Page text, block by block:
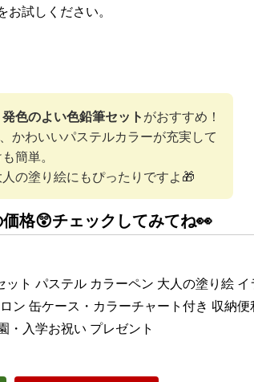
試しください。
発色のよい色鉛筆セットがおすすめ！
かわいいパステルカラーが充実して
簡単。
の塗り絵にもぴったりですよ🎁
格😲チェックしてみてね👀
ト パステル カラーペン 大人の塗り絵 イ
ン 缶ケース・カラーチャート付き 収納
・入学お祝い プレゼント